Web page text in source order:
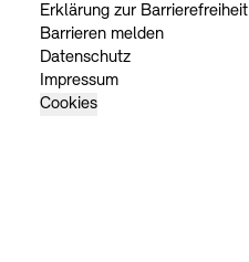
Erklärung zur Barrierefreiheit
Barrieren melden
Datenschutz
Impressum
Cookies